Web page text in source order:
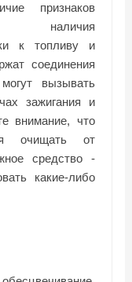
признаков
наличия
к топливу и
соединения
вызывать
зажигания и
внимание, что
очищать от
средство -
какие-либо